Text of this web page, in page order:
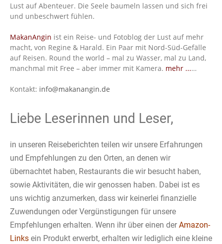
Lust auf Abenteuer. Die Seele baumeln lassen und sich frei
und unbeschwert fühlen.
MakanAngin ist ein Reise- und Fotoblog der Lust auf mehr
macht, von Regine & Harald. Ein Paar mit Nord-Süd-Gefälle
auf Reisen. Round the world – mal zu Wasser, mal zu Land,
manchmal mit Free – aber immer mit Kamera. mehr ...…
Kontakt: info@makanangin.de
Liebe Leserinnen und Leser,
in unseren Reiseberichten teilen wir unsere Erfahrungen
und Empfehlungen zu den Orten, an denen wir
übernachtet haben, Restaurants die wir besucht haben,
sowie Aktivitäten, die wir genossen haben. Dabei ist es
uns wichtig anzumerken, dass wir keinerlei finanzielle
Zuwendungen oder Vergünstigungen für unsere
Empfehlungen erhalten. Wenn ihr über einen der Amazon-
Links ein Produkt erwerbt, erhalten wir lediglich eine kleine